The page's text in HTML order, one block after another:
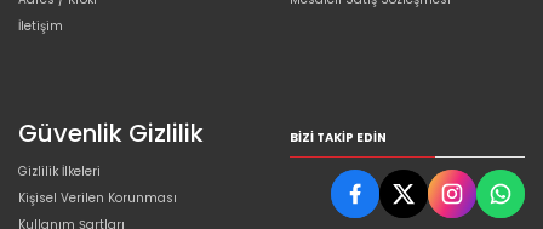
İletişim
Güvenlik Gizlilik
Gizlilik İlkeleri
Kişisel Verilen Korunması
Kullanım Şartları
BIZI TAKIP EDIN